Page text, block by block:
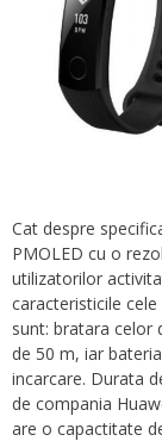
Cat despre
PMOLED cu o
utilizatorilor
caracteristicile
sunt: bratara celor
de 50 m, iar
incarcare. Durata
de compania
are o capactitate